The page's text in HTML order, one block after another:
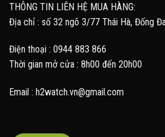
THÔNG TIN LIÊN HỆ MUA HÀNG:
Địa chỉ : số 32 ngõ 3/77 Thái Hà, Đống
Điện thoại : 0944 883 866
Thời gian mở cửa : 8h00 đến 20h00
Email : h2watch.vn@gmail.com